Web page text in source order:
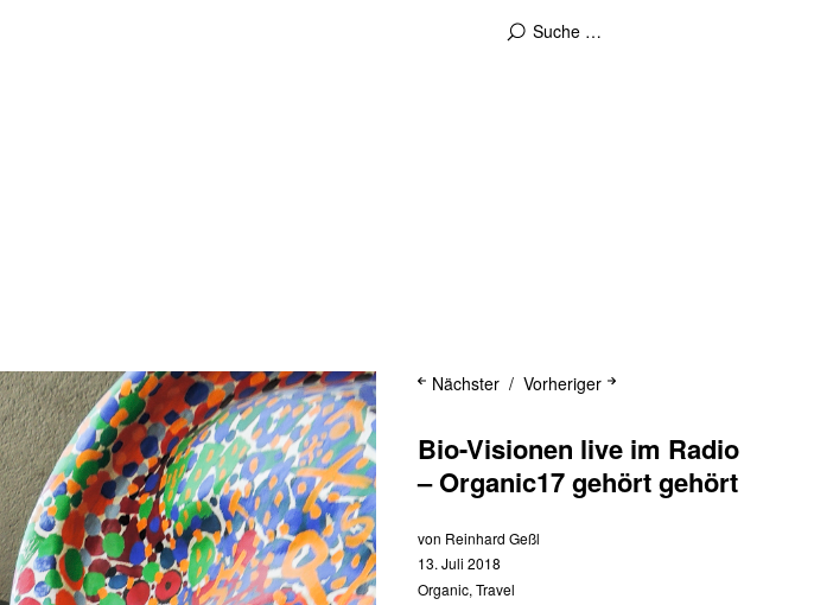
Vorheriger
Nächster
Bio-Visionen live im Radio
– Organic17 gehört gehört
von Reinhard Geßl
13. Juli 2018
Organic, Travel